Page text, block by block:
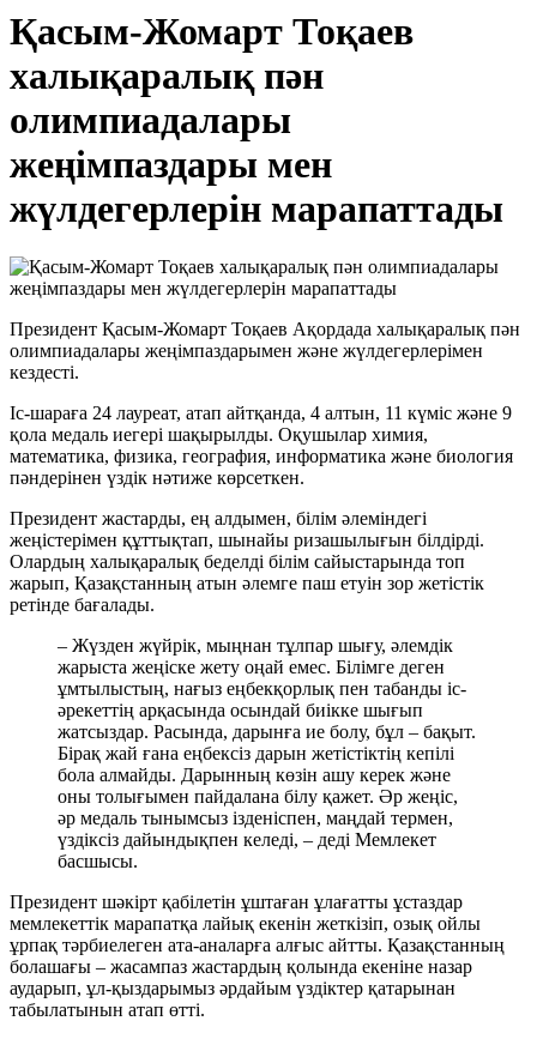
Қасым-Жомарт Тоқаев
халықаралық пән
олимпиадалары
жеңімпаздары мен
жүлдегерлерін марапаттады
Президент Қасым-Жомарт Тоқаев Ақордада халықаралық пән
олимпиадалары жеңімпаздарымен және жүлдегерлерімен
кездесті.
Іс-шараға 24 лауреат, атап айтқанда, 4 алтын, 11 күміс және 9
қола медаль иегері шақырылды. Оқушылар химия,
математика, физика, география, информатика және биология
пәндерінен үздік нәтиже көрсеткен.
Президент жастарды, ең алдымен, білім әлеміндегі
жеңістерімен құттықтап, шынайы ризашылығын білдірді.
Олардың халықаралық беделді білім сайыстарында топ
жарып, Қазақстанның атын әлемге паш етуін зор жетістік
ретінде бағалады.
– Жүзден жүйрік, мыңнан тұлпар шығу, әлемдік
жарыста жеңіске жету оңай емес. Білімге деген
ұмтылыстың, нағыз еңбекқорлық пен табанды іс-
әрекеттің арқасында осындай биікке шығып
жатсыздар. Расында, дарынға ие болу, бұл – бақыт.
Бірақ жай ғана еңбексіз дарын жетістіктің кепілі
бола алмайды. Дарынның көзін ашу керек және
оны толығымен пайдалана білу қажет. Әр жеңіс,
әр медаль тынымсыз ізденіспен, маңдай термен,
үздіксіз дайындықпен келеді, – деді Мемлекет
басшысы.
Президент шәкірт қабілетін ұштаған ұлағатты ұстаздар
мемлекеттік марапатқа лайық екенін жеткізіп, озық ойлы
ұрпақ тәрбиелеген ата-аналарға алғыс айтты. Қазақстанның
болашағы – жасампаз жастардың қолында екеніне назар
аударып, ұл-қыздарымыз әрдайым үздіктер қатарынан
табылатынын атап өтті.